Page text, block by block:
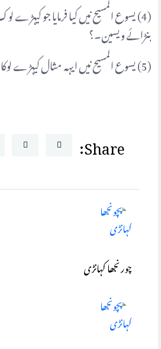
(4) یسوع المسیح نیں کیا فرمایا جو
بنڑائے ویسین۔؟
(5) یسوع المسیح نیں ایہہ مثال کیہڑے لوکاں کوں آکھی۔؟
Share:
چورنجھا کہانڑی